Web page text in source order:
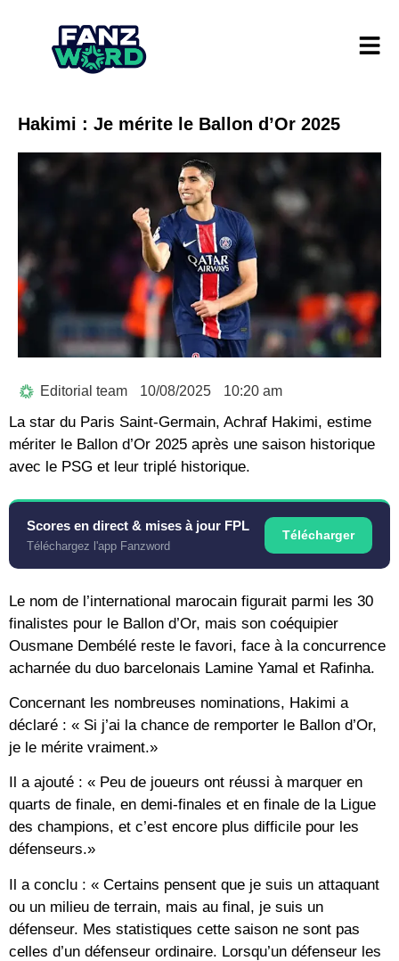
Hakimi : Je mérite le Ballon d’Or 2025
Editorial team 10/08/2025 10:20 am
La star du Paris Saint-Germain, Achraf Hakimi, estime
mériter le Ballon d’Or 2025 après une saison historique
avec le PSG et leur triplé historique.
Scores en direct & mises à jour FPL
Téléchargez l'app Fanzword
Télécharger
Le nom de l’international marocain figurait parmi les 30
finalistes pour le Ballon d’Or, mais son coéquipier
Ousmane Dembélé reste le favori, face à la concurrence
acharnée du duo barcelonais Lamine Yamal et Rafinha.
Concernant les nombreuses nominations, Hakimi a
déclaré : « Si j’ai la chance de remporter le Ballon d’Or,
je le mérite vraiment.»
Il a ajouté : « Peu de joueurs ont réussi à marquer en
quarts de finale, en demi-finales et en finale de la Ligue
des champions, et c’est encore plus difficile pour les
défenseurs.»
Il a conclu : « Certains pensent que je suis un attaquant
ou un milieu de terrain, mais au final, je suis un
défenseur. Mes statistiques cette saison ne sont pas
celles d’un défenseur ordinaire. Lorsqu’un défenseur les